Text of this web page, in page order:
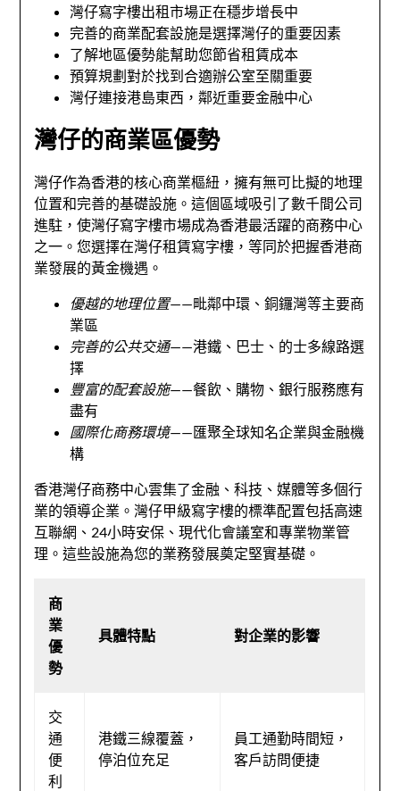
灣仔寫字樓出租市場正在穩步增長中
完善的商業配套設施是選擇灣仔的重要因素
了解地區優勢能幫助您節省租賃成本
預算規劃對於找到合適辦公室至關重要
灣仔連接港島東西，鄰近重要金融中心
灣仔的商業區優勢
灣仔作為香港的核心商業樞紐，擁有無可比擬的地理
位置和完善的基礎設施。這個區域吸引了數千間公司
進駐，使灣仔寫字樓市場成為香港最活躍的商務中心
之一。您選擇在灣仔租賃寫字樓，等同於把握香港商
業發展的黃金機遇。
優越的地理位置——毗鄰中環、銅鑼灣等主要商
業區
完善的公共交通——港鐵、巴士、的士多線路選
擇
豐富的配套設施——餐飲、購物、銀行服務應有
盡有
國際化商務環境——匯聚全球知名企業與金融機
構
香港灣仔商務中心雲集了金融、科技、媒體等多個行
業的領導企業。灣仔甲級寫字樓的標準配置包括高速
互聯網、24小時安保、現代化會議室和專業物業管
理。這些設施為您的業務發展奠定堅實基礎。
商
業
優
勢
具體特點 對企業的影響
交
通
便
利
港鐵三線覆蓋，
停泊位充足
員工通勤時間短，
客戶訪問便捷